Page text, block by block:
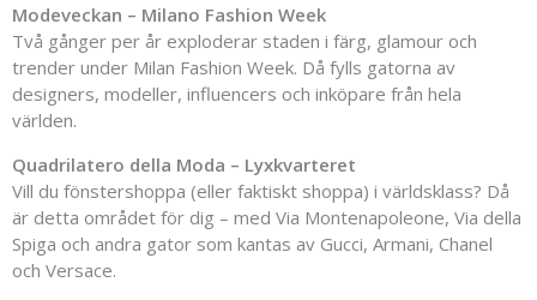
Modeveckan – Milano Fashion Week
Två gånger per år exploderar staden i färg, glamour och
trender under Milan Fashion Week. Då fylls gatorna av
designers, modeller, influencers och inköpare från hela
världen.
Quadrilatero della Moda – Lyxkvarteret
Vill du fönstershoppa (eller faktiskt shoppa) i världsklass? Då
är detta området för dig – med Via Montenapoleone, Via della
Spiga och andra gator som kantas av Gucci, Armani, Chanel
och Versace.